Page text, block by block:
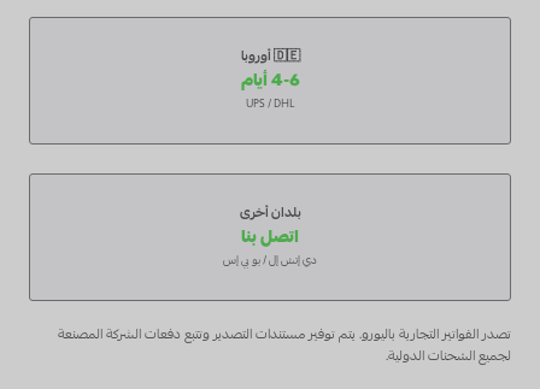
🇩🇪 أوروبا
4-6 أيام
UPS / DHL
بلدان أخرى
اتصل بنا
دي إتش إل / يو بي إس
تصدر الفواتير التجارية باليورو. يتم توفير مستندات التصدير وتتبع دفعات الشركة المصنعة
لجميع الشحنات الدولية.